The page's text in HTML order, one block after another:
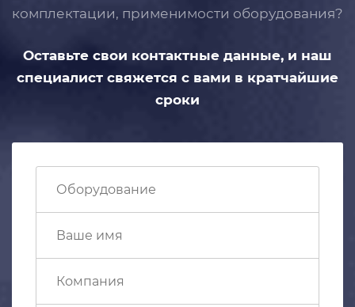
комплектации, применимости оборудования?
Оставьте свои контактные данные, и наш
специалист свяжется с вами в кратчайшие
сроки